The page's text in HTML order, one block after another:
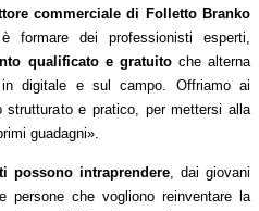
commerciale di Folletto Branko
dei professionisti esperti,
qualificato e gratuitoche alterna
digitale e sul campo. Offriamo ai
strutturato e pratico, per mettersi alla
guadagni».
possono intraprendere, dai giovani
persone che vogliono reinventare la